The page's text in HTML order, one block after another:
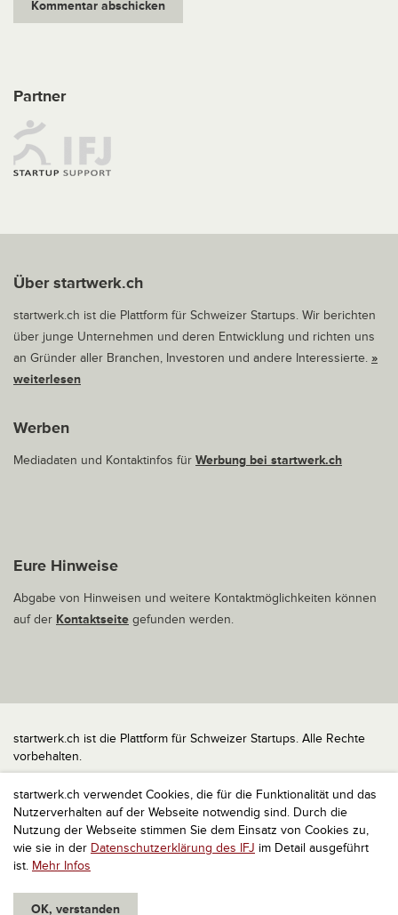
startwerk.ch verwendet Cookies, die für die Funktionalität und das
Nutzerverhalten auf der Webseite notwendig sind. Durch die
Nutzung der Webseite stimmen Sie dem Einsatz von Cookies zu,
wie sie in der Datenschutzerklärung des IFJ im Detail ausgeführt
ist. Mehr Infos
OK, verstanden
Partner
Über startwerk.ch
startwerk.ch ist die Plattform für Schweizer Startups. Wir berichten
über junge Unternehmen und deren Entwicklung und richten uns
an Gründer aller Branchen, Investoren und andere Interessierte. »
weiterlesen
Werben
Mediadaten und Kontaktinfos für Werbung bei startwerk.ch
Eure Hinweise
Abgabe von Hinweisen und weitere Kontaktmöglichkeiten können
auf der Kontaktseite gefunden werden.
startwerk.ch ist die Plattform für Schweizer Startups. Alle Rechte
vorbehalten.
Impressum
Kontakt
nach oben